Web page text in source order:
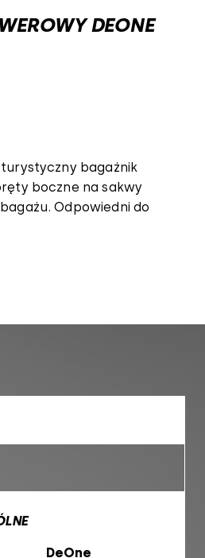
DEONE
bagażnik
boczne na sakwy
Odpowiedni do
DeOne